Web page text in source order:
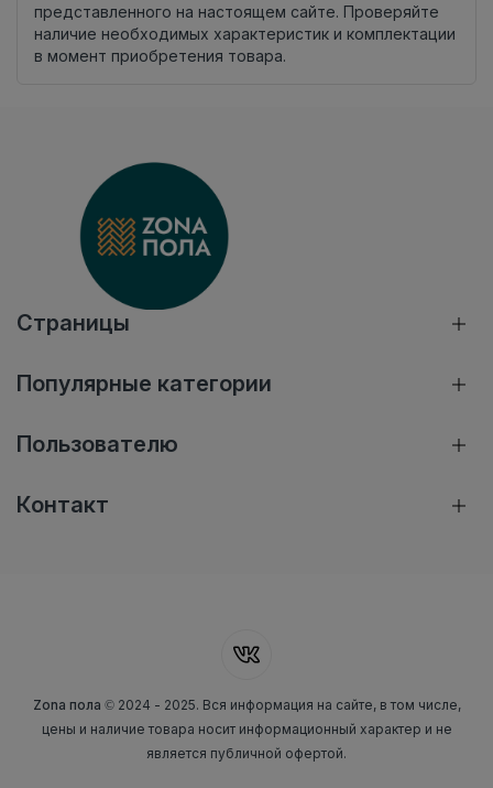
представленного на настоящем сайте. Проверяйте
наличие необходимых характеристик и комплектации
в момент приобретения товара.
Страницы
Популярные категории
Пользователю
Контакт
Zona пола © 2024 - 2025. Вся информация на сайте, в том числе,
цены и наличие товара носит информационный характер и не
является публичной офертой.